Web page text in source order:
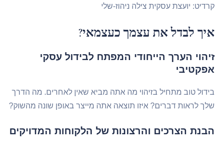
קרדיט: יועצת עסקית צילה ניהוז-שלי
איך לבדל את עצמך כעצמאי?
זיהוי הערך הייחודי המפתח לבידול עסקי
אפקטיבי
בידול טוב מתחיל בזיהוי מה אתה מביא שאין לאחרים. מה הדרך
שלך לראות דברים? איזו תוצאה אתה מייצר באופן שונה מהשוק?
הבנת הצרכים והרצונות של הלקוחות המדויקים